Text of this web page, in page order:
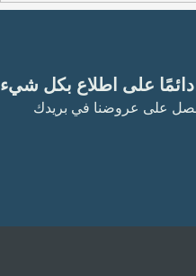
دائمًا على اطلاع بكل شيء
على عروضنا في بريدك